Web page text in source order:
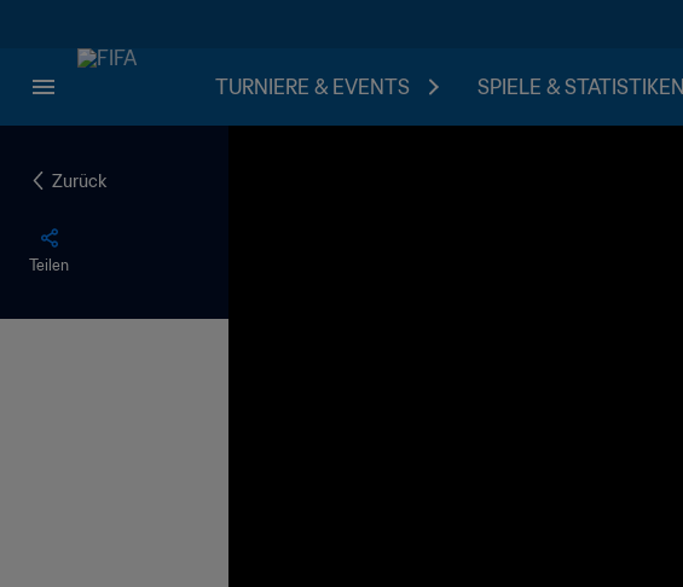
TURNIERE & EVENTS SPIELE & STATISTIKEN
Zurück
Teilen